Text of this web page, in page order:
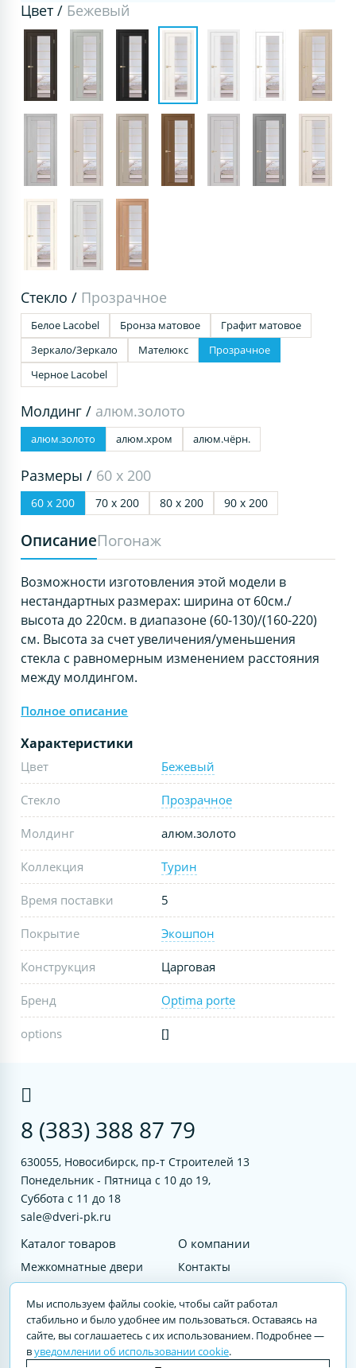
Цвет / Бежевый
Стекло / Прозрачное
Белое Lacobel Бронза матовое
Графит матовое
Зеркало/Зеркало
Мателюкс
Прозрачное
Черное Lacobel
Молдинг / алюм.золото
алюм.золото алюм.хром алюм.чёрн.
Размеры / 60 х 200
60 х 200 70 х 200 80 х 200 90 х 200
ОписаниеПогонаж
Возможности изготовления этой модели в
нестандартных размерах: ширина от 60см./
высота до 220см. в диапазоне (60-130)/(160-220)
см. Высота за счет увеличения/уменьшения
стекла с равномерным изменением расстояния
между молдингом.
Полное описание
Характеристики
Цвет Бежевый
Стекло Прозрачное
Молдинг алюм.золото
Коллекция Турин
Время поставки 5
Покрытие Экошпон
Конструкция Царговая
Бренд Optima porte
options []
8 (383) 388 87 79
630055, Новосибирск, пр-т Строителей 13
Понедельник - Пятница с 10 до 19,
Суббота с 11 до 18
sale@dveri-pk.ru
Каталог товаров
Межкомнатные двери
Входные двери
Услуги
О компании
Контакты
© 2023 DVERI-PK.RU Авторские права защищены. Полное или частичное
Мы используем файлы cookie, чтобы сайт работал
стабильно и было удобнее им пользоваться. Оставаясь на
сайте, вы соглашаетесь с их использованием. Подробнее —
вуведомлении об использовании cookie.